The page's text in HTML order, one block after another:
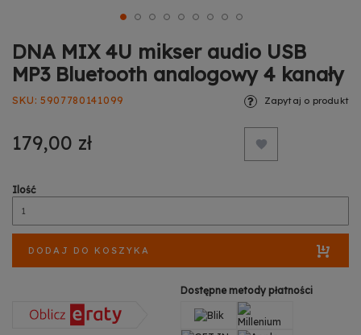
DNA MIX 4U mikser audio USB
MP3 Bluetooth analogowy 4 kanały
SKU 5907780141099
179,00 zł
Zapytaj o produkt
Ilość
DODAJ DO KOSZYKA
Dostępne metody płatności